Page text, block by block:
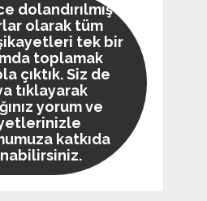
dolandırılmış
olarak tüm
tek bir
toplamak
çıktık. Siz de
tıklayarak
yorum ve
katkıda